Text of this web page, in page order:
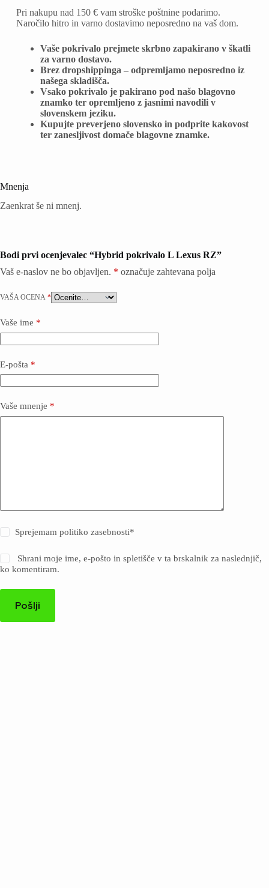
Pri nakupu nad 150 € vam stroške poštnine podarimo.
Naročilo hitro in varno dostavimo neposredno na vaš dom.
Vaše pokrivalo prejmete skrbno zapakirano v škatli
za varno dostavo.
Brez dropshippinga – odpremljamo neposredno iz
našega skladišča.
Vsako pokrivalo je pakirano pod našo blagovno
znamko ter opremljeno z jasnimi navodili v
slovenskem jeziku.
Kupujte preverjeno slovensko in podprite kakovost
ter zanesljivost domače blagovne znamke.
Mnenja
Zaenkrat še ni mnenj.
Bodi prvi ocenjevalec “Hybrid pokrivalo L Lexus RZ”
Vaš e-naslov ne bo objavljen. * označuje zahtevana polja
VAŠA OCENA *
Vaše ime *
E-pošta *
Vaše mnenje *
Sprejemam politiko zasebnosti*
Shrani moje ime, e-pošto in spletišče v ta brskalnik za naslednjič,
ko komentiram.
Pošlji